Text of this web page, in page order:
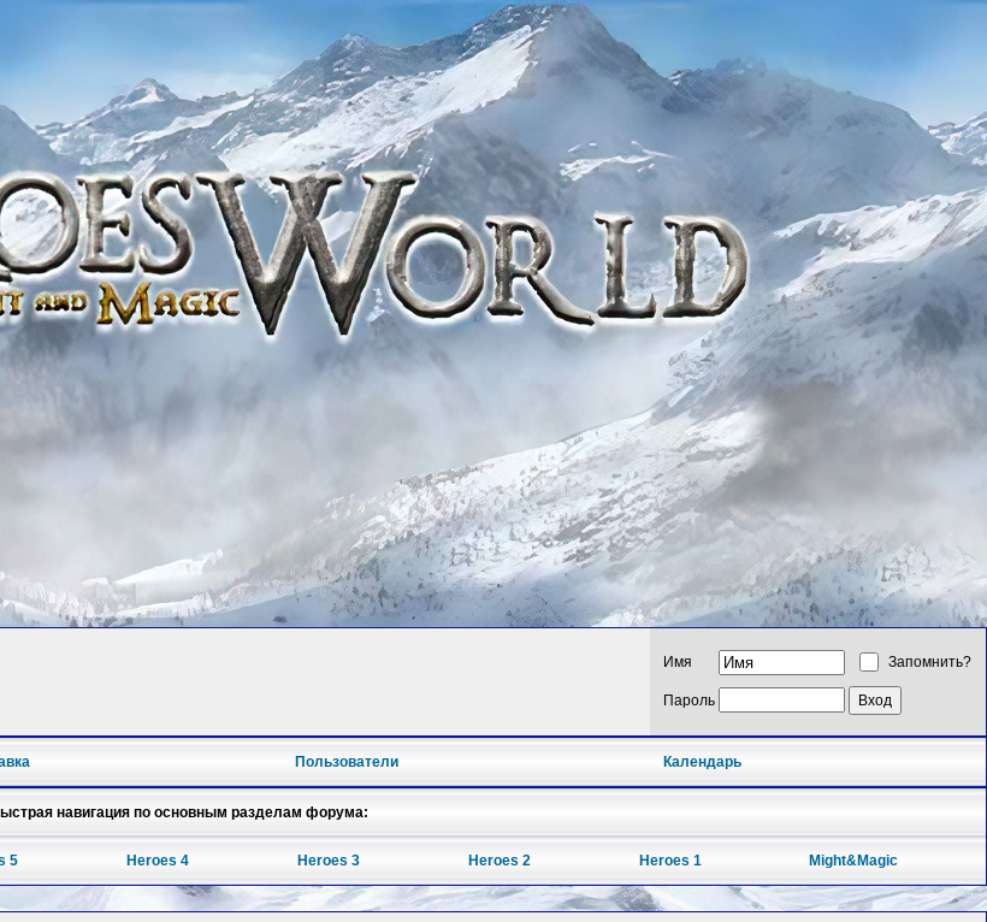
Имя Запомнить?
Пароль
Пользователи Календарь
навигация по основным разделам форума:
5 Heroes 4 Heroes 3 Heroes 2 Heroes 1 Might&Magic